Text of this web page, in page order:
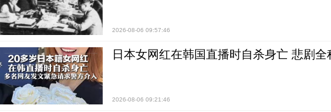
2026-08-06 09:57:46
日本女网红在韩国直播时自杀身亡 悲剧全
2026-08-06 09:21:46